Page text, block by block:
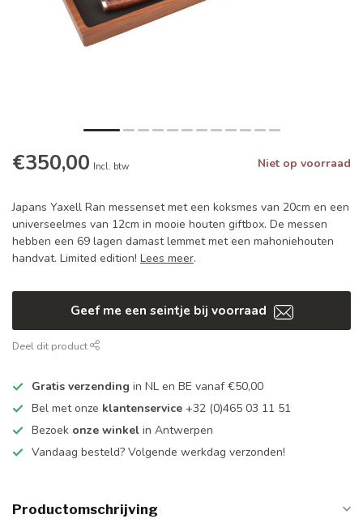
€350,00 Incl. btw Niet op voorraad
Japans Yaxell Ran messenset met een koksmes van 20cm en een
universeelmes van 12cm in mooie houten giftbox. De messen
hebben een 69 lagen damast lemmet met een mahoniehouten
handvat. Limited edition! Lees meer.
Geef me een seintje bij voorraad
Deel dit product
Gratis verzending in NL en BE vanaf €50,00
Bel met onze klantenservice +32 (0)465 03 11 51
Bezoek onze winkel in Antwerpen
Vandaag besteld? Volgende werkdag verzonden!
Productomschrijving